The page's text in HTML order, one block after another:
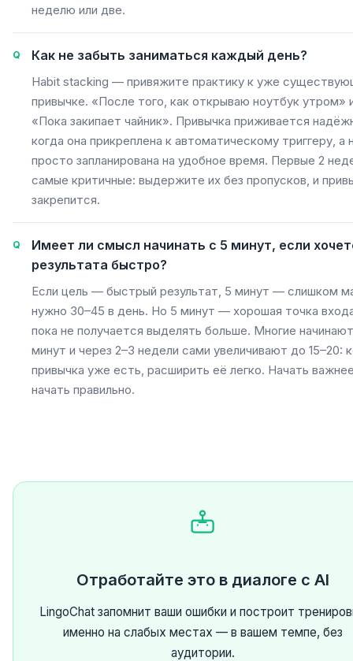
неделю или две.
Как не забыть заниматься каждый день?
Habit stacking — привяжите практику к уже
привычке. «После того, как открываю ноутбук утром»
«Пока закипает чайник». Привычка приживается
когда она прикреплена к автоматическому триггеру, а
просто запланирована на удобное время. Первые 2
самые критичные: выдержите их без пропусков, и
закрепится.
Имеет ли смысл начинать с 5 минут, если
результата быстро?
Если цель — быстрый результат, 5 минут — слишком
нужно 30–45 в день. Но 5 минут — хорошая точка
пока не получается выделять больше. Многие
минут и через 2–3 недели сами увеличивают до 15–20:
привычка уже есть, расширить её легко. Начать
начать правильно.
Отработайте это в диалоге с AI
LingoChat запомнит ваши ошибки и построит
именно на слабых местах — в вашем темпе, без
аудитории.